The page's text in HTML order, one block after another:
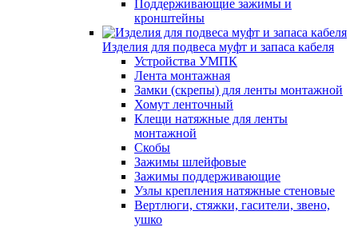
Поддерживающие зажимы и
кронштейны
Изделия для подвеса муфт и запаса кабеля
Устройства УМПК
Лента монтажная
Замки (скрепы) для ленты монтажной
Хомут ленточный
Клещи натяжные для ленты
монтажной
Скобы
Зажимы шлейфовые
Зажимы поддерживающие
Узлы крепления натяжные стеновые
Вертлюги, стяжки, гасители, звено,
ушко